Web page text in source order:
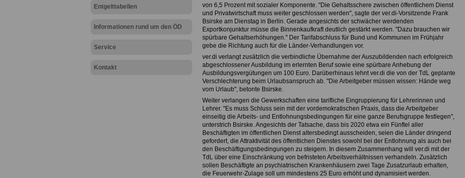
Entgelttabellen
Informationen rund um den ÖD
Service
Kontakt
von 6,5 Prozent mit sozialer Komponente. "Die Gehaltsschere zwischen öffentlichem Dienst
und Privatwirtschaft muss weiter geschlossen werden", sagte der ver.di-Vorsitzende Frank
Bsirske am Dienstag in Berlin. Gerade angesichts der schwächer werdenden
Exportkonjunktur müsse die Binnenkaufkraft deutlich gestärkt werden. "Dazu brauchen wir
spürbare Gehaltserhöhungen." Der Tarifabschluss für Bund und Kommunen im Frühjahr
gebe die Richtung auch für die Länder-Verhandlungen vor.
ver.di verlangt zusätzlich die verbindliche Übernahme der Auszubildenden nach erfolgreich
abgeschlossener Ausbildung im erlernten Beruf sowie eine spürbare Anhebung der
Ausbildungsvergütungen um 100 Euro. Darüberhinaus lehnt ver.di die von der TdL geplante
Verschlechterung beim Urlaubsanspruch ab. "Die Arbeitgeber müssen wissen: Hände weg
vom Urlaub", betonte Bsirske.
Weiter verlangen die Gewerkschaften eine tarifliche Eingruppierung für Lehrerinnen und
Lehrer. "Es muss Schluss sein mit der vordemokratischen Praxis, dass die Arbeitgeber
einseitig die Arbeits- und Entlohnungsbedingungen für eine ganze Berufsgruppe festlegen",
unterstrich Bsirske. Angesichts der Tatsache, dass bis 2020 etwa ein Fünftel aller
Beschäftigten im öffentlichen Dienst altersbedingt ausscheiden, seien die Länder dringend
gefordert, die Attraktivität des öffentlichen Dienstes sowohl bei der Entlohnung als auch bei
den Beschäftigungsbedingungen zu steigern. In diesem Zusammenhang will ver.di mit der
TdL über eine Einschränkung von befristeten Arbeitsverhältnissen verhandeln. Zusätzlich
sollen Beschäftigte an psychiatrischen Krankenhäusern zwei Tage Zusatzurlaub erhalten,
die Feuerwehr-Zulage soll um mindestens 25 Euro erhöht und dynamisiert werden.